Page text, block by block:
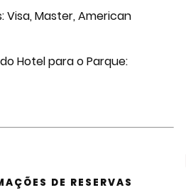
Visa, Master, American
Hotel para o Parque:
DE RESERVAS